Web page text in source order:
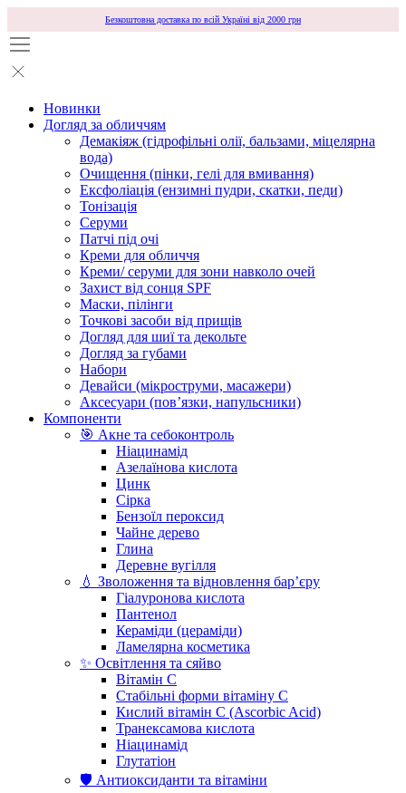
Безкоштовна доставка по всій Україні від 2000 грн
Новинки
Догляд за обличчям
Демакіяж (гідрофільні олії, бальзами, міцелярна
вода)
Очищення (пінки, гелі для вмивання)
Ексфоліація (ензимні пудри, скатки, педи)
Тонізація
Серуми
Патчі під очі
Креми для обличчя
Креми/ серуми для зони навколо очей
Захист від сонця SPF
Маски, пілінги
Точкові засоби від прищів
Догляд для шиї та декольте
Догляд за губами
Набори
Девайси (мікроструми, масажери)
Аксесуари (повʼязки, напульсники)
Компоненти
🎯 Акне та себоконтроль
Ніацинамід
Азелаїнова кислота
Цинк
Сірка
Бензоїл пероксид
Чайне дерево
Глина
Деревне вугілля
💧 Зволоження та відновлення бар’єру
Гіалуронова кислота
Пантенол
Кераміди (цераміди)
Ламелярна косметика
✨ Освітлення та сяйво
Вітамін С
Стабільні форми вітаміну С
Кислий вітамін С (Ascorbic Acid)
Транексамова кислота
Ніацинамід
Глутатіон
🛡️ Антиоксиданти та вітаміни